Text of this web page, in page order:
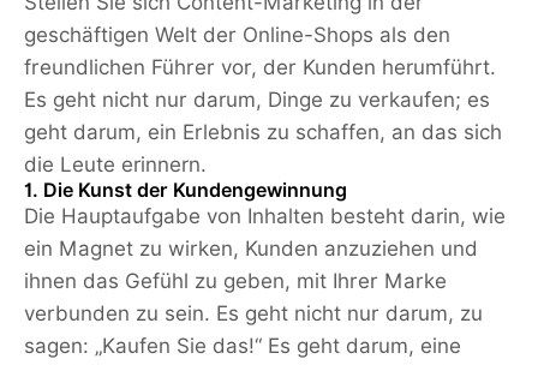
geschäftigen Welt der Online-Shops als den
freundlichen Führer vor, der Kunden herumführt.
Es geht nicht nur darum, Dinge zu verkaufen; es
geht darum, ein Erlebnis zu schaffen, an das sich
die Leute erinnern.
1. Die Kunst der Kundengewinnung
Die Hauptaufgabe von Inhalten besteht darin, wie
ein Magnet zu wirken, Kunden anzuziehen und
ihnen das Gefühl zu geben, mit Ihrer Marke
verbunden zu sein. Es geht nicht nur darum, zu
sagen: „Kaufen Sie das!“ Es geht darum, eine